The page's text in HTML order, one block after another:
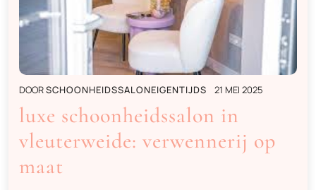
DOORSCHOONHEIDSSALONEIGENTIJDS 21 MEI 2025
luxe schoonheidssalon in
vleuterweide: verwennerij op
maat